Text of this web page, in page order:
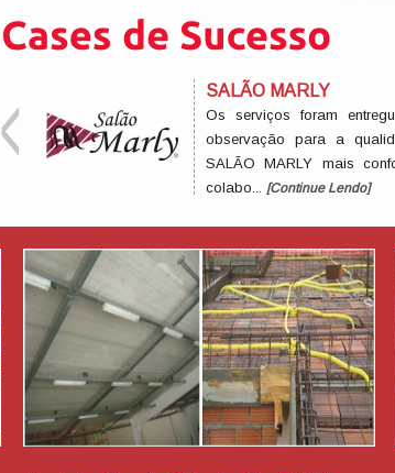
SALÃO MARLY
Os serviços foram
observação para a
SALÃO MARLY mais
colabo... [Continue Lendo]